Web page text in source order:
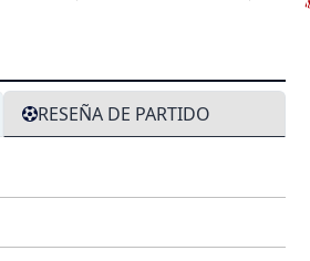
RESEÑA DE PARTIDO